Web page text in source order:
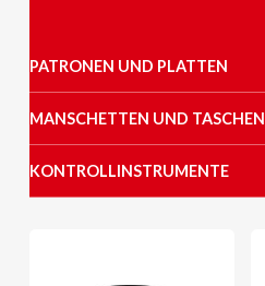
PATRONEN UND PLATTEN
MANSCHETTEN UND TASCHEN
KONTROLLINSTRUMENTE